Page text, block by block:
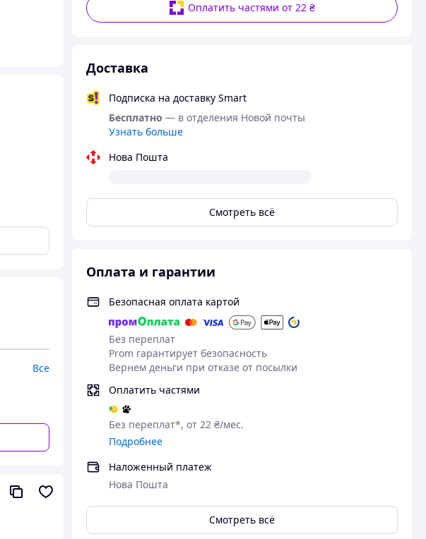
Оплатить частями от 22 ₴
Доставка
Подписка на доставку Smart
Бесплатно — в отделения Новой почты
Узнать больше
Нова Пошта
Смотреть всё
Оплата и гарантии
Безопасная оплата картой
Без переплат
Prom гарантирует безопасность
Вернем деньги при отказе от посылки
Оплатить частями
Без переплат*, от 22 ₴/мес.
Подробнее
Наложенный платеж
Нова Пошта
Смотреть всё
Все